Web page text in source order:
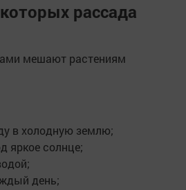
рассада
мешают растениям
в холодную землю;
яркое солнце;
день;